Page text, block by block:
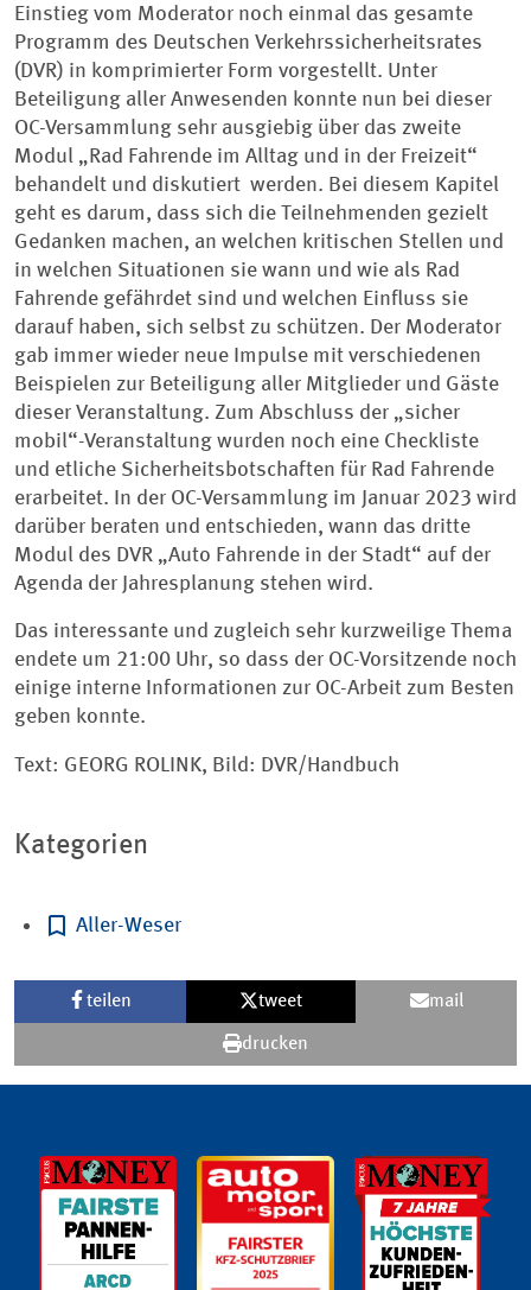
Einstieg vom Moderator noch einmal das gesamte
Programm des Deutschen Verkehrssicherheitsrates
(DVR) in komprimierter Form vorgestellt. Unter
Beteiligung aller Anwesenden konnte nun bei dieser
OC-Versammlung sehr ausgiebig über das zweite
Modul „Rad Fahrende im Alltag und in der Freizeit“
behandelt und diskutiert werden. Bei diesem Kapitel
geht es darum, dass sich die Teilnehmenden gezielt
Gedanken machen, an welchen kritischen Stellen und
in welchen Situationen sie wann und wie als Rad
Fahrende gefährdet sind und welchen Einfluss sie
darauf haben, sich selbst zu schützen. Der Moderator
gab immer wieder neue Impulse mit verschiedenen
Beispielen zur Beteiligung aller Mitglieder und Gäste
dieser Veranstaltung. Zum Abschluss der „sicher
mobil“-Veranstaltung wurden noch eine Checkliste
und etliche Sicherheitsbotschaften für Rad Fahrende
erarbeitet. In der OC-Versammlung im Januar 2023 wird
darüber beraten und entschieden, wann das dritte
Modul des DVR „Auto Fahrende in der Stadt“ auf der
Agenda der Jahresplanung stehen wird.
Das interessante und zugleich sehr kurzweilige Thema
endete um 21:00 Uhr, so dass der OC-Vorsitzende noch
einige interne Informationen zur OC-Arbeit zum Besten
geben konnte.
Text: GEORG ROLINK, Bild: DVR/Handbuch
Kategorien
Aller-Weser
teilen tweet mail
drucken